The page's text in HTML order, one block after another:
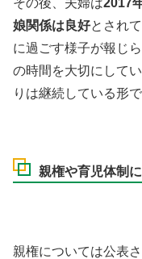
その後、夫婦は2017
娘関係は良好とされ
に過ごす様子が報じ
の時間を大切にして
りは継続している形で
親権や育児体制
親権については公表